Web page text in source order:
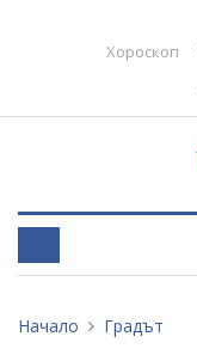
Хороскоп
Начало Градът